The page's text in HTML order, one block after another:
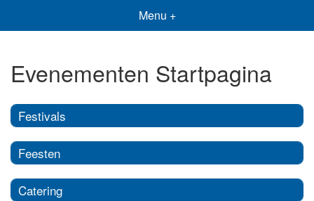
Menu +
Evenementen Startpagina
Festivals
Feesten
Catering